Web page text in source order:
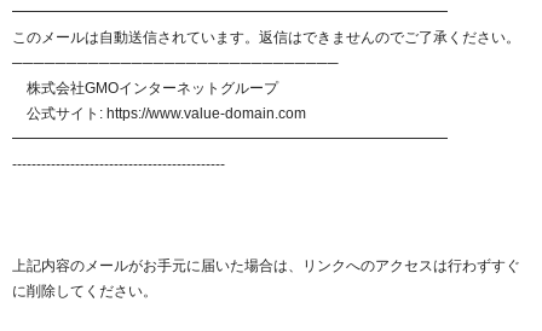
━━━━━━━━━━━━━━━━━━━━━━━━━━━━━━
このメールは自動送信されています。返信はできませんのでご了承ください。
──────────────────────────────
株式会社GMOインターネットグループ
公式サイト: https://www.value-domain.com
━━━━━━━━━━━━━━━━━━━━━━━━━━━━━━
--------------------------------------------
上記内容のメールがお手元に届いた場合は、リンクへのアクセスは行わずすぐ
に削除してください。